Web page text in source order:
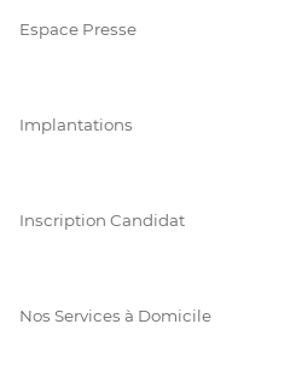
Espace Presse
Implantations
Inscription Candidat
Nos Services à Domicile